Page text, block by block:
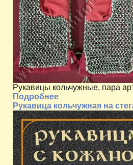
Рукавицы кольчужные, пара
Подробнее
Рукавица кольчужная на